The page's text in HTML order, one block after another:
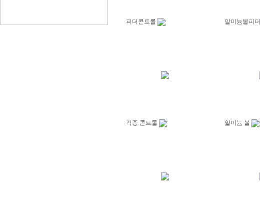
피더콘트롤 알미늄볼피더
각종 콘트롤 알미늄 볼